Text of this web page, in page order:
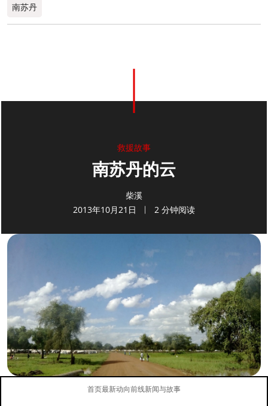
南苏丹
救援故事
南苏丹的云
柴溪
2013年10月21日
2 分钟阅读
首页最新动向前线新闻与故事